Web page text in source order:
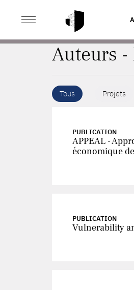
ACCUEIL
Auteurs -
Tous Projets
PUBLICATION
APPEAL -
économique
PUBLICATION
Vulnerability